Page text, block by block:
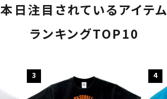
本日注目されているアイテム
ランキングTOP10
3 4